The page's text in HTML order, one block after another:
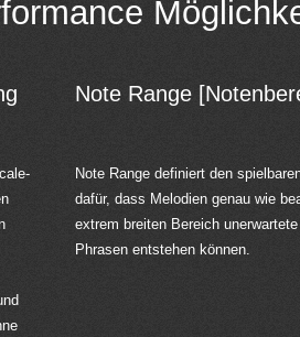
Note Range
Note Range definiert den
dafür, dass Melodien genau wie
extrem breiten Bereich
Phrasen entstehen können.